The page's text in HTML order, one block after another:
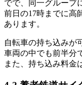
でで、同一グループ
前日の17時までに高
あります。
自転車の持ち込みが
車両の中でも前半分
また、持ち込み料金